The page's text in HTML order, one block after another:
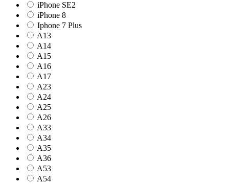
iPhone SE2
iPhone 8
Iphone 7 Plus
A13
A14
A15
A16
A17
A23
A24
A25
A26
A33
A34
A35
A36
A53
A54